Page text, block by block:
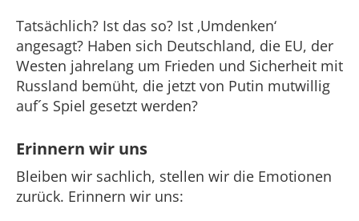
Tatsächlich? Ist das so? Ist ‚Umdenken‘
angesagt? Haben sich Deutschland, die EU, der
Westen jahrelang um Frieden und Sicherheit mit
Russland bemüht, die jetzt von Putin mutwillig
auf´s Spiel gesetzt werden?
Erinnern wir uns
Bleiben wir sachlich, stellen wir die Emotionen
zurück. Erinnern wir uns: